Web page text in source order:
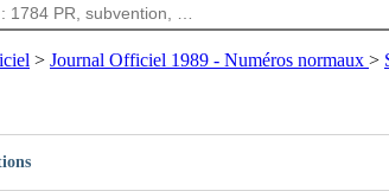
> Journal Officiel 1989 - Numéros normaux >